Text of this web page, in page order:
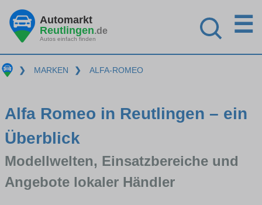
Automarkt
Reutlingen.de
Autos einfach finden
☰
❯ MARKEN ❯ ALFA-ROMEO
Alfa Romeo in Reutlingen – ein
Überblick
Modellwelten, Einsatzbereiche und
Angebote lokaler Händler